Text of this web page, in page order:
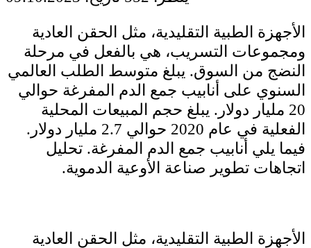
الأجهزة الطبية التقليدية، مثل الحقن العادية
ومجموعات التسريب، هي بالفعل في مرحلة
النضج من السوق. يبلغ متوسط الطلب العالمي
السنوي على أنابيب جمع الدم المفرغة حوالي
20 مليار دولار. يبلغ حجم المبيعات المحلية
الفعلية في عام 2020 حوالي 2.7 مليار دولار.
فيما يلي أنابيب جمع الدم المفرغة. تحليل
اتجاهات تطوير صناعة الأوعية الدموية.
الأجهزة الطبية التقليدية، مثل الحقن العادية